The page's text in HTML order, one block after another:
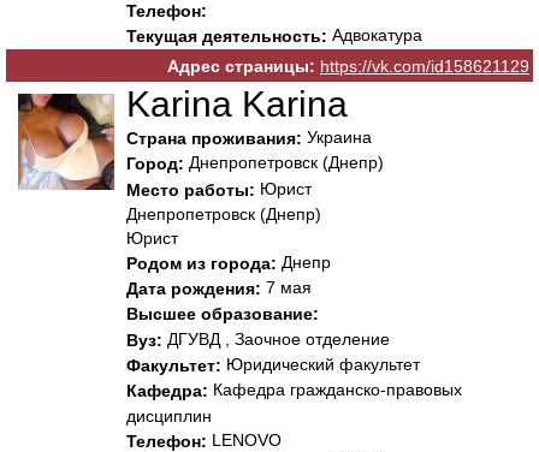
Телефон:
Текущая деятельность: Адвокатура
Адрес страницы: https://vk.com/id158621129
Karina Karina
Страна проживания: Украина
Город: Днепропетровск (Днепр)
Место работы: Юрист
Днепропетровск (Днепр)
Юрист
Родом из города: Днепр
Дата рождения: 7 мая
Высшее образование:
Вуз: ДГУВД , Заочное отделение
Факультет: Юридический факультет
Кафедра: Кафедра гражданско-правовых
дисциплин
Телефон: LENOVO